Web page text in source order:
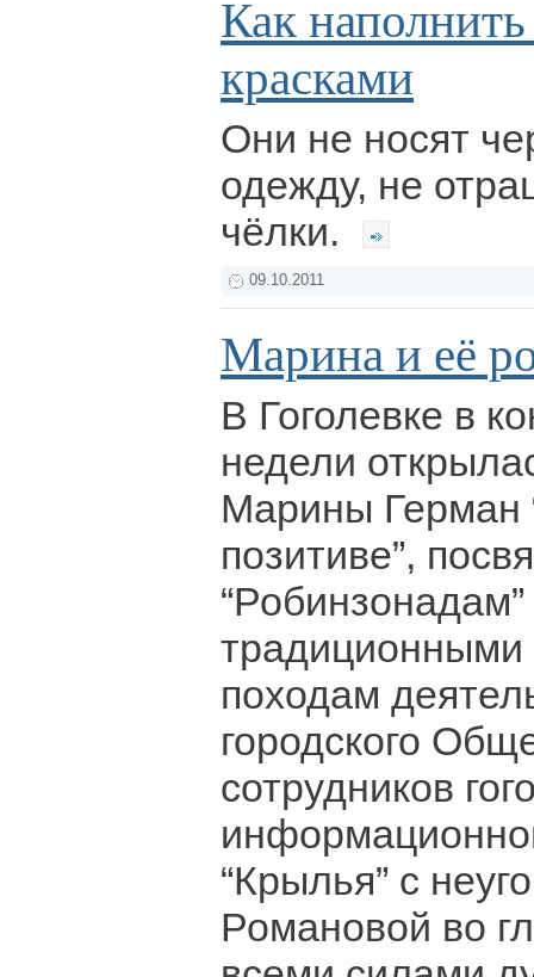
Как
красками
Они не носят
одежду, не
чёлки.
09.10.2011
Марина и её
В Гоголевке в
недели
Марины Герман
позитиве”,
традиционными
походам
городского
сотрудников
“Крылья” с
Романовой во